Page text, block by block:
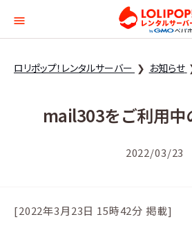
ロリポップ！レンタルサーバー お知らせ
mail303をご利用中
2022/03/23
[2022年3月23日 15時42分 掲載]